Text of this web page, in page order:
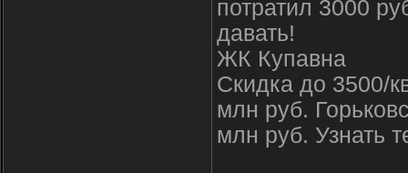
потратил 3000
давать!
ЖК Купавна
Скидка до 3500/
млн руб.
млн руб. Узнать